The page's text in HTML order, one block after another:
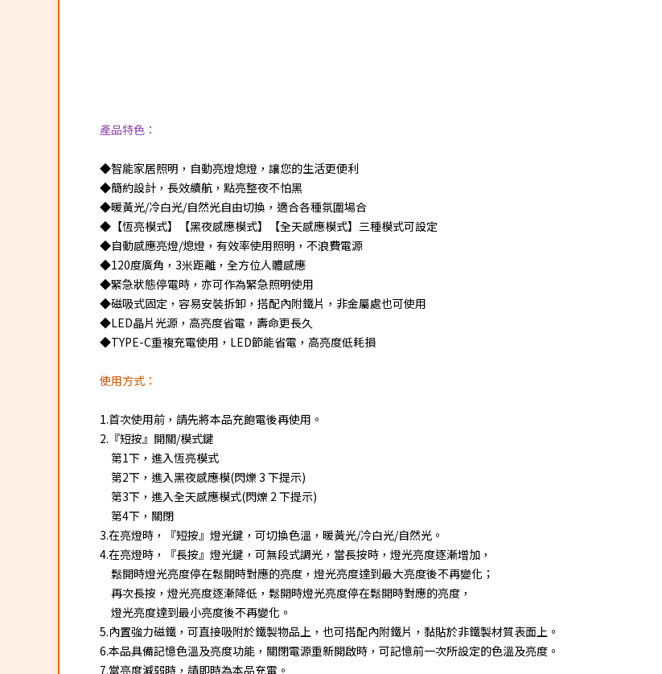
產品特色：
◆智能家居照明，自動亮燈熄燈，讓您的生活更便利
◆簡約設計，長效續航，點亮整夜不怕黑
◆暖黃光/冷白光/自然光自由切換，適合各種氛圍場合
◆【恆亮模式】【黑夜感應模式】【全天感應模式】三種模式可設定
◆自動感應亮燈/熄燈，有效率使用照明，不浪費電源
◆120度廣角，3米距離，全方位人體感應
◆緊急狀態停電時，亦可作為緊急照明使用
◆磁吸式固定，容易安裝拆卸，搭配內附鐵片，非金屬處也可使用
◆LED晶片光源，高亮度省電，壽命更長久
◆TYPE-C重複充電使用，LED節能省電，高亮度低耗損
使用方式：
1.首次使用前，請先將本品充飽電後再使用。
2.『短按』開關/模式鍵
第1下，進入恆亮模式
第2下，進入黑夜感應模(閃爍 3 下提示)
第3下，進入全天感應模式(閃爍 2 下提示)
第4下，關閉
3.在亮燈時，『短按』燈光鍵，可切換色溫，暖黃光/冷白光/自然光。
4.在亮燈時，『長按』燈光鍵，可無段式調光，當長按時，燈光亮度逐漸增加，
鬆開時燈光亮度停在鬆開時對應的亮度，燈光亮度達到最大亮度後不再變化；
再次長按，燈光亮度逐漸降低，鬆開時燈光亮度停在鬆開時對應的亮度，
燈光亮度達到最小亮度後不再變化。
5.內置強力磁鐵，可直接吸附於鐵製物品上，也可搭配內附鐵片，黏貼於非鐵製材質表面上。
6.本品具備記憶色溫及亮度功能，關閉電源重新開啟時，可記憶前一次所設定的色溫及亮度。
7.當亮度減弱時，請即時為本品充電。